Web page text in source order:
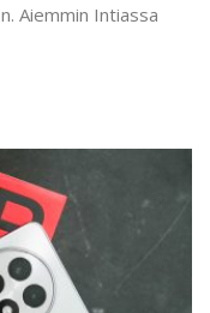
Aiemmin Intiassa